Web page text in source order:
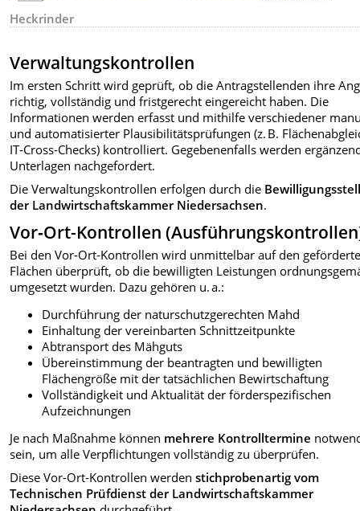
Heckrinder
Verwaltungskontrollen
Im ersten Schritt wird geprüft, ob die Antragstellenden ihre
richtig, vollständig und fristgerecht eingereicht haben. Die
Informationen werden erfasst und mithilfe verschiedener
und automatisierter Plausibilitätsprüfungen (z. B.
IT‑Cross‑Checks) kontrolliert. Gegebenenfalls werden
Unterlagen nachgefordert.
Die Verwaltungskontrollen erfolgen durch die
der Landwirtschaftskammer Niedersachsen.
Vor‑Ort-Kontrollen
Bei den Vor‑Ort‑Kontrollen wird unmittelbar auf den
Flächen überprüft, ob die bewilligten Leistungen
umgesetzt wurden. Dazu gehören u. a.:
Durchführung der naturschutzgerechten Mahd
Einhaltung der vereinbarten Schnittzeitpunkte
Abtransport des Mähguts
Übereinstimmung der beantragten und bewilligten
Flächengröße mit der tatsächlichen Bewirtschaftung
Vollständigkeit und Aktualität der förderspezifischen
Aufzeichnungen
Je nach Maßnahme können mehrere Kontrolltermine
sein, um alle Verpflichtungen vollständig zu überprüfen.
Diese Vor‑Ort‑Kontrollen werdenstichprobenartig vom
Technischen Prüfdienst der Landwirtschaftskammer